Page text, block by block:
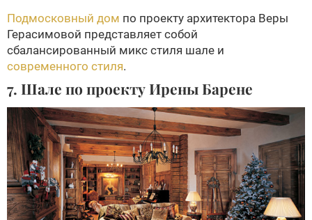
Подмосковный дом по проекту архитектора Веры
Герасимовой представляет собой
сбалансированный микс стиля шале и
современного стиля.
7. Шале по проекту Ирены Барене